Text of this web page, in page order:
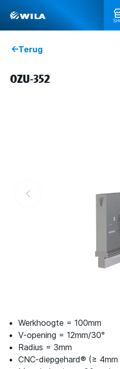
Terug
OZU-352
Werkhoogte = 100mm
V-opening = 12mm/30°
Radius = 3mm
CNC-diepgehard® (≥